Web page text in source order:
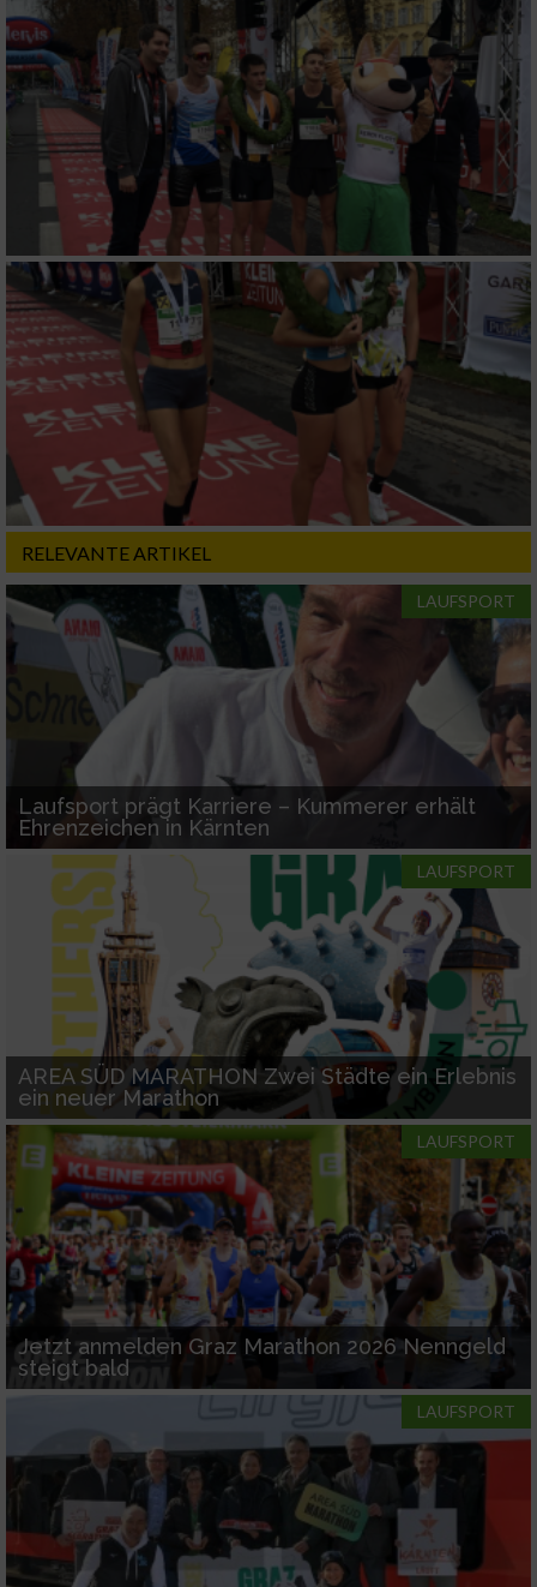
RELEVANTE ARTIKEL
LAUFSPORT
Laufsport prägt Karriere – Kummerer erhält
Ehrenzeichen in Kärnten
LAUFSPORT
AREA SÜD MARATHON Zwei Städte ein Erlebnis
ein neuer Marathon
LAUFSPORT
Jetzt anmelden Graz Marathon 2026 Nenngeld
steigt bald
LAUFSPORT